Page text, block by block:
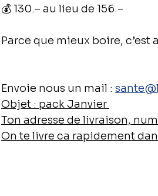
💰 130.– au lieu de 156.–
Parce que mieux boire, c’est
Envoie nous un mail :
Objet : pack Janvier
Ton adresse de livraison,
On te livre ca rapidement